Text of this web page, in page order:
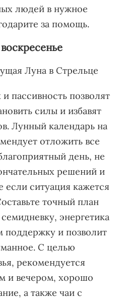
людей в нужное
за помощь.
Луна в Стрельце
пассивность позволят
силы и избавят
Лунный календарь на
отложить все
день, не
решений и
ситуация кажется
точный план
энергетика
поддержку и позволит
С целью
рекомендуется
и вечером, хорошо
а также чаи с